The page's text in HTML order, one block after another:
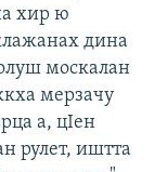
хир ю
дина
москалан
мерзачу
а, цIен
рулет, иштта